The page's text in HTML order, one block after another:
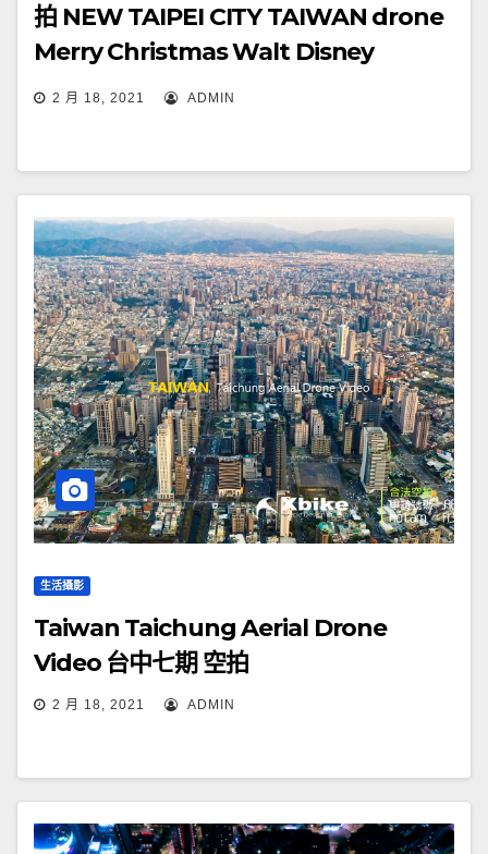
拍 NEW TAIPEI CITY TAIWAN drone
Merry Christmas Walt Disney
TAIWAN
2 月 18, 2021 ADMIN
生活攝影
Taiwan Taichung Aerial Drone
Video 台中七期 空拍
2 月 18, 2021 ADMIN